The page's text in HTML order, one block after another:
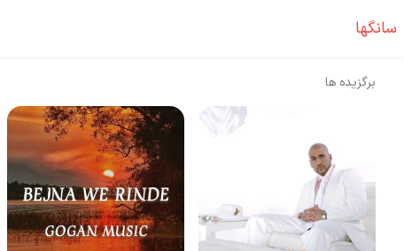
سانگها
برگزیده ها